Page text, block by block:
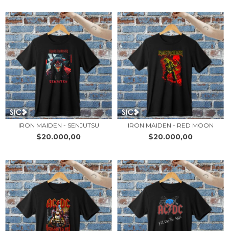
IRON MAIDEN - SENJUTSU
$20.000,00
IRON MAIDEN - RED MOON
$20.000,00